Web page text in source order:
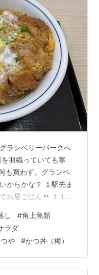
ランベリーパークへ
羽織っていても寒
も買わず。グランベ
からかな？ １駅先ま
お昼ごはん🍴 １１時
席、相変わらず人気
で、たまには写真を
め、アツアツでおい
角上魚類へ。３週間
の自転車、たくさん
し #角上魚類
ラダ
や #かつ丼（梅）